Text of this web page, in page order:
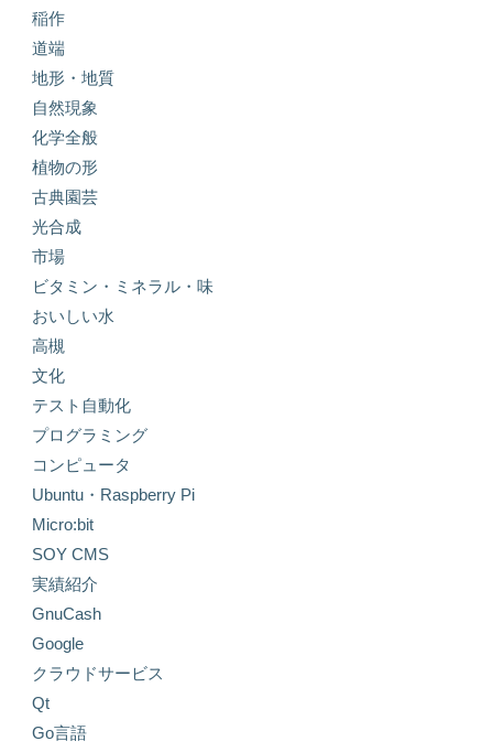
稲作
道端
地形・地質
自然現象
化学全般
植物の形
古典園芸
光合成
市場
ビタミン・ミネラル・味
おいしい水
高槻
文化
テスト自動化
プログラミング
コンピュータ
Ubuntu・Raspberry Pi
Micro:bit
SOY CMS
実績紹介
GnuCash
Google
クラウドサービス
Qt
Go言語